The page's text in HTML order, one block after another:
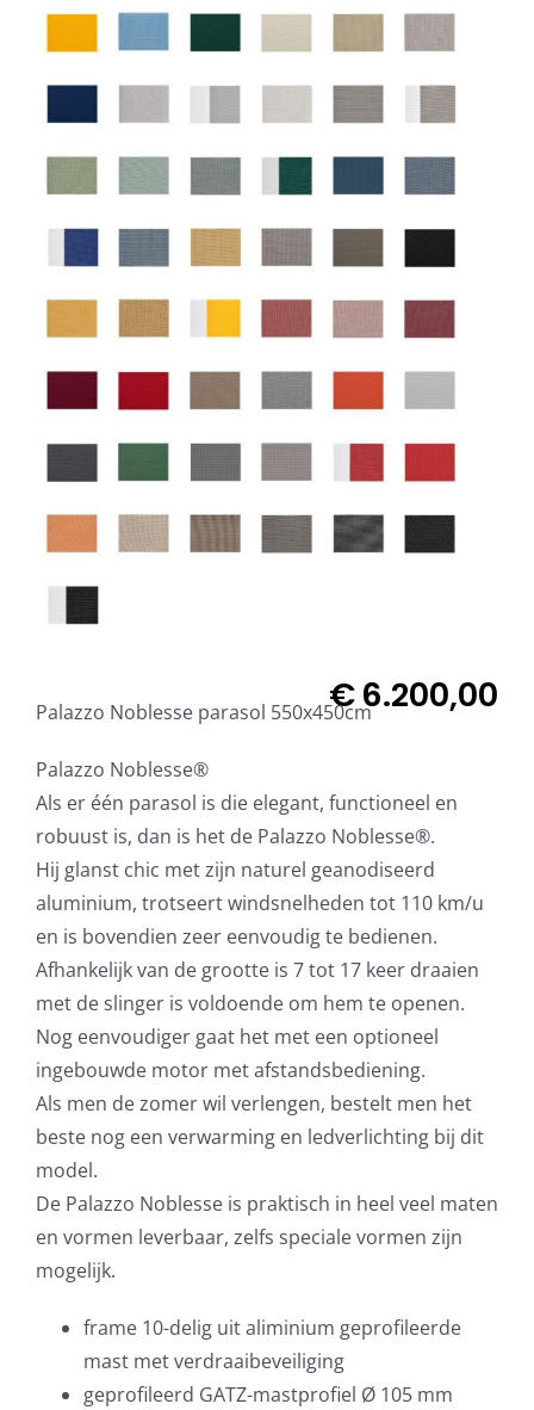
Umbrosa en Paraflex parasoldoeken
Onze merken
€6.200,00
Palazzo Noblesse parasol 550x450cm
Palazzo Noblesse®
Als er één parasol is die elegant, functioneel en
robuust is, dan is het de Palazzo Noblesse®.
Hij glanst chic met zijn naturel geanodiseerd
aluminium, trotseert windsnelheden tot 110 km/u
en is bovendien zeer eenvoudig te bedienen.
Afhankelijk van de grootte is 7 tot 17 keer draaien
met de slinger is voldoende om hem te openen.
Nog eenvoudiger gaat het met een optioneel
ingebouwde motor met afstandsbediening.
Als men de zomer wil verlengen, bestelt men het
beste nog een verwarming en ledverlichting bij dit
model.
De Palazzo Noblesse is praktisch in heel veel maten
en vormen leverbaar, zelfs speciale vormen zijn
mogelijk.
frame 10-delig uit aliminium geprofileerde
mast met verdraaibeveiliging
geprofileerd GATZ-mastprofiel Ø 105 mm